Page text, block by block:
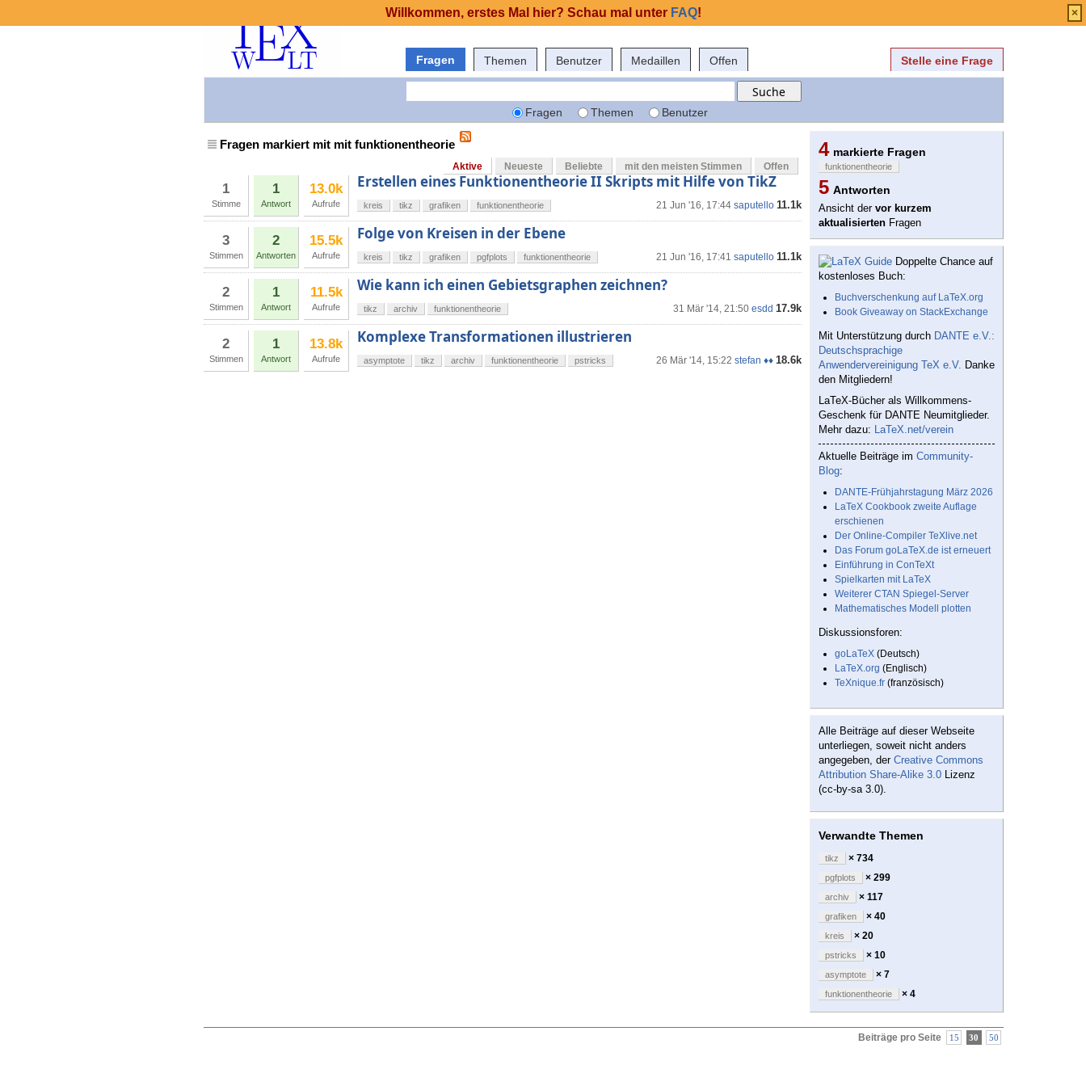
Fragen Themen Benutzer Medaillen Offen Stelle eine Frage
Fragen Themen Benutzer
Fragen markiert mit mit funktionentheorie
Aktive Neueste Beliebte mit den meisten Stimmen Offen
1
Stimme
1
Antwort
13.0k
Aufrufe
Erstellen eines Funktionentheorie II Skripts mit Hilfe von TikZ
21 Jun '16, 17:44 saputello 11.1k
kreis tikz grafiken funktionentheorie
3
Stimmen
2
Antworten
15.5k
Aufrufe
Folge von Kreisen in der Ebene
21 Jun '16, 17:41 saputello 11.1k
kreis tikz grafiken pgfplots funktionentheorie
2
Stimmen
1
Antwort
11.5k
Aufrufe
Wie kann ich einen Gebietsgraphen zeichnen?
31 Mär '14, 21:50 esdd 17.9k
tikz archiv funktionentheorie
2
Stimmen
1
Antwort
13.8k
Aufrufe
Komplexe Transformationen illustrieren
26 Mär '14, 15:22 stefan ♦♦ 18.6k
asymptote tikz archiv funktionentheorie pstricks
4 markierte Fragen
funktionentheorie
5 Antworten
Ansicht der vor kurzem
aktualisierten Fragen
Doppelte Chance auf
kostenloses Buch:
Buchverschenkung auf LaTeX.org
Book Giveaway on StackExchange
Mit Unterstützung durch DANTE e.V.:
Deutschsprachige
Anwendervereinigung TeX e.V. Danke
den Mitgliedern!
LaTeX-Bücher als Willkommens-
Geschenk für DANTE Neumitglieder.
Mehr dazu: LaTeX.net/verein
Aktuelle Beiträge im Community-
Blog:
DANTE-Frühjahrstagung März 2026
LaTeX Cookbook zweite Auflage
erschienen
Der Online-Compiler TeXlive.net
Das Forum goLaTeX.de ist erneuert
Einführung in ConTeXt
Spielkarten mit LaTeX
Weiterer CTAN Spiegel-Server
Mathematisches Modell plotten
Diskussionsforen:
goLaTeX (Deutsch)
LaTeX.org (Englisch)
TeXnique.fr (französisch)
Alle Beiträge auf dieser Webseite
unterliegen, soweit nicht anders
angegeben, der Creative Commons
Attribution Share-Alike 3.0 Lizenz
(cc-by-sa 3.0).
Verwandte Themen
tikz × 734
pgfplots × 299
archiv × 117
grafiken × 40
kreis × 20
pstricks × 10
asymptote × 7
funktionentheorie × 4
Beiträge pro Seite 15 30 50
Willkommen, erstes Mal hier? Schau mal unter FAQ! ×